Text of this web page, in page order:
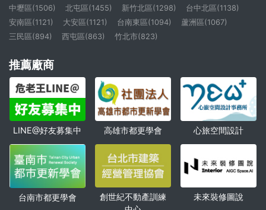
中壢區(1506)
北屯區(1455) 新竹北區(1298)
台中北區(1138)
安南區(1121)
大安區(1121) 台南東區(1094)
蘆洲區(1067)
三民區(894)
西屯區(863) 竹北市(823)
推薦廠商
LINE@好友募集中 高雄市都更學會 心旅空間設計
台南市都更學會
創世紀不動產訓練
未來裝修圖說